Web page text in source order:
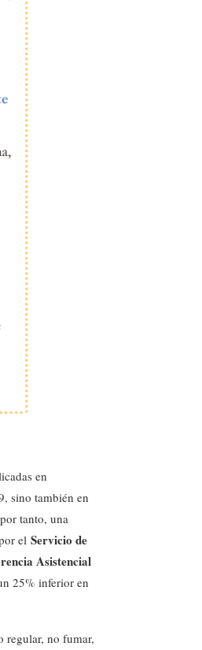
en
sino también en
tanto, una
el Servicio de
Asistencial
25% inferior en
regular, no fumar,